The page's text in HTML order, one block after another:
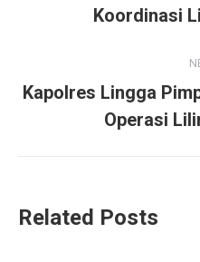
Koordinasi
Kapolres Lingga
Operasi
Related Posts